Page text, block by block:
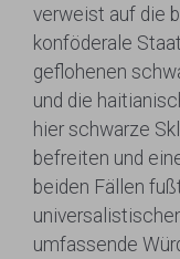
verweist auf die
konföderale
geflohenen
und die
hier schwarze
befreiten und
beiden Fällen
umfassende